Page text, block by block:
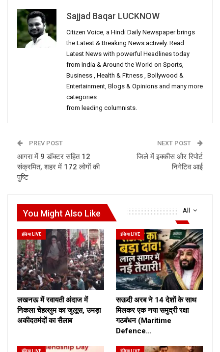
Sajjad Baqar LUCKNOW
Citizen Voice, a Hindi Daily Newspaper brings
the Latest & Breaking News actively. Read
Latest News with powerful Headlines today
from India & Around the World on Sports,
Business , Health & Fitness , Bollywood &
Entertainment, Blogs & Opinions and many more
categories
from leading columnists.
PREV POST
आगरा में 9 डॉक्टर सहित 12
संक्रमित, शहर में 172 लोगों की
पुष्टि
NEXT POST
जिले में इक्कीस और रिपोर्ट
निगेटिव आई
All
You Might Also Like
इंडिया LIVE
लखनऊ में रवायती अंदाज में
निकला चेहल्लुम का जुलूस, उमड़ा
अकीदतमंदों का सैलाब
इंडिया LIVE
सऊदी अरब ने 14 देशों के साथ
मिलकर एक नया समुद्री रक्षा
गठबंधन (Maritime
Defence…
इंडिया LIVE इंडिया LIVE